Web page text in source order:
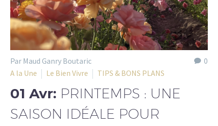
0
Par Maud Ganry Boutaric
A la Une
Le Bien Vivre TIPS & BONS PLANS
01 Avr: PRINTEMPS : UNE
SAISON IDÉALE POUR